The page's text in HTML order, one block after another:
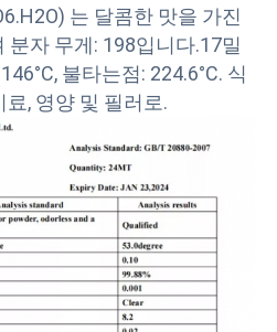
는 달콤한 맛을 가진
분자 무게: 198입니다.17밀
불타는점: 224.6°C. 식
료, 영양 및 필러로.